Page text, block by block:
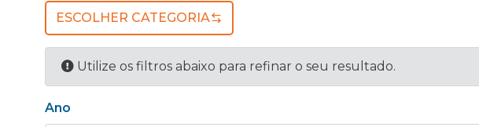
ESCOLHER CATEGORIA
Utilize os filtros abaixo para refinar o seu resultado.
Ano